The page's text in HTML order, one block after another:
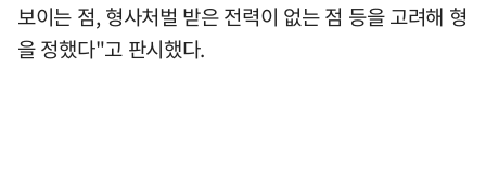
보이는 점, 형사처벌 받은 전력이 없는 점 등을 고려해 형
을 정했다"고 판시했다.